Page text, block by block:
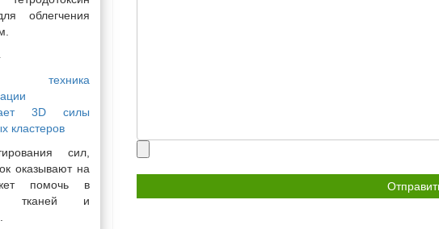
облегчения
техника
3D силы
кластеров
сил,
оказывают на
помочь в
тканей и